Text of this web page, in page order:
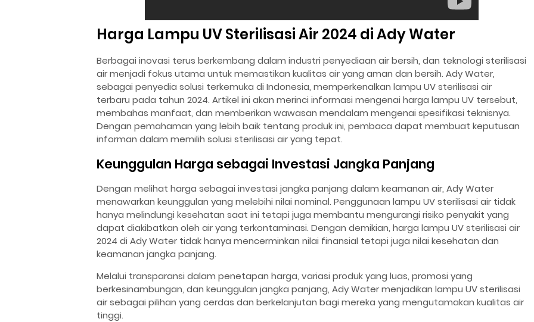
Harga Lampu UV Sterilisasi Air 2024 di Ady Water
Berbagai inovasi terus berkembang dalam industri penyediaan air bersih, dan teknologi sterilisasi
air menjadi fokus utama untuk memastikan kualitas air yang aman dan bersih. Ady Water,
sebagai penyedia solusi terkemuka di Indonesia, memperkenalkan lampu UV sterilisasi air
terbaru pada tahun 2024. Artikel ini akan merinci informasi mengenai harga lampu UV tersebut,
membahas manfaat, dan memberikan wawasan mendalam mengenai spesifikasi teknisnya.
Dengan pemahaman yang lebih baik tentang produk ini, pembaca dapat membuat keputusan
informan dalam memilih solusi sterilisasi air yang tepat.
Keunggulan Harga sebagai Investasi Jangka Panjang
Dengan melihat harga sebagai investasi jangka panjang dalam keamanan air, Ady Water
menawarkan keunggulan yang melebihi nilai nominal. Penggunaan lampu UV sterilisasi air tidak
hanya melindungi kesehatan saat ini tetapi juga membantu mengurangi risiko penyakit yang
dapat diakibatkan oleh air yang terkontaminasi. Dengan demikian, harga lampu UV sterilisasi air
2024 di Ady Water tidak hanya mencerminkan nilai finansial tetapi juga nilai kesehatan dan
keamanan jangka panjang.
Melalui transparansi dalam penetapan harga, variasi produk yang luas, promosi yang
berkesinambungan, dan keunggulan jangka panjang, Ady Water menjadikan lampu UV sterilisasi
air sebagai pilihan yang cerdas dan berkelanjutan bagi mereka yang mengutamakan kualitas air
tinggi.